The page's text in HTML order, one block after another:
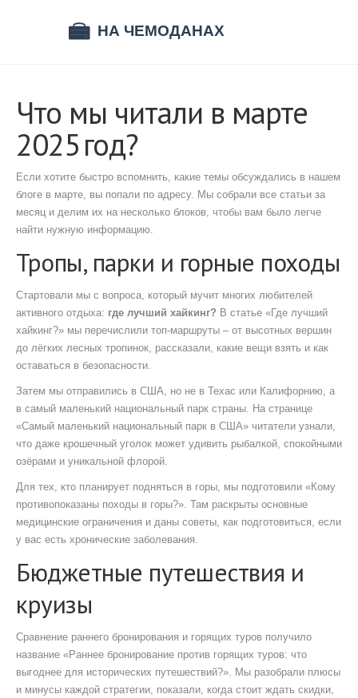
Что мы читали в марте
2025 год?
Если хотите быстро вспомнить, какие темы обсуждались в нашем
блоге в марте, вы попали по адресу. Мы собрали все статьи за
месяц и делим их на несколько блоков, чтобы вам было легче
найти нужную информацию.
Тропы, парки и горные походы
Стартовали мы с вопроса, который мучит многих любителей
активного отдыха: где лучший хайкинг? В статье «Где лучший
хайкинг?» мы перечислили топ‑маршруты – от высотных вершин
до лёгких лесных тропинок, рассказали, какие вещи взять и как
оставаться в безопасности.
Затем мы отправились в США, но не в Техас или Калифорнию, а
в самый маленький национальный парк страны. На странице
«Самый маленький национальный парк в США» читатели узнали,
что даже крошечный уголок может удивить рыбалкой, спокойными
озёрами и уникальной флорой.
Для тех, кто планирует подняться в горы, мы подготовили «Кому
противопоказаны походы в горы?». Там раскрыты основные
медицинские ограничения и даны советы, как подготовиться, если
у вас есть хронические заболевания.
Бюджетные путешествия и
круизы
Сравнение раннего бронирования и горящих туров получило
название «Раннее бронирование против горящих туров: что
выгоднее для исторических путешествий?». Мы разобрали плюсы
и минусы каждой стратегии, показали, когда стоит ждать скидки,